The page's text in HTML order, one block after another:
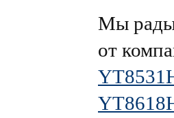
Мы рады
от